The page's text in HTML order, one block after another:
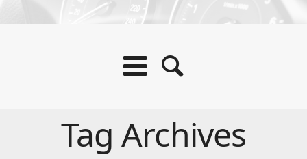
Tag Archives